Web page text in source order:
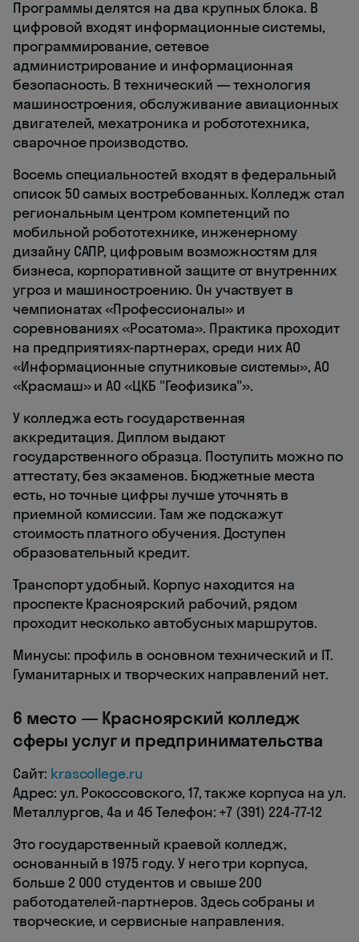
Программы делятся на два крупных блока. В
цифровой входят информационные системы,
программирование, сетевое
администрирование и информационная
безопасность. В технический — технология
машиностроения, обслуживание авиационных
двигателей, мехатроника и робототехника,
сварочное производство.
Восемь специальностей входят в федеральный
список 50 самых востребованных. Колледж стал
региональным центром компетенций по
мобильной робототехнике, инженерному
дизайну САПР, цифровым возможностям для
бизнеса, корпоративной защите от внутренних
угроз и машиностроению. Он участвует в
чемпионатах «Профессионалы» и
соревнованиях «Росатома». Практика проходит
на предприятиях-партнерах, среди них АО
«Информационные спутниковые системы», АО
«Красмаш» и АО «ЦКБ "Геофизика"».
У колледжа есть государственная
аккредитация. Диплом выдают
государственного образца. Поступить можно по
аттестату, без экзаменов. Бюджетные места
есть, но точные цифры лучше уточнять в
приемной комиссии. Там же подскажут
стоимость платного обучения. Доступен
образовательный кредит.
Транспорт удобный. Корпус находится на
проспекте Красноярский рабочий, рядом
проходит несколько автобусных маршрутов.
Минусы: профиль в основном технический и IT.
Гуманитарных и творческих направлений нет.
6 место — Красноярский колледж
сферы услуг и предпринимательства
Сайт: krascollege.ru
Адрес: ул. Рокоссовского, 17, также корпуса на ул.
Металлургов, 4а и 4б Телефон: +7 (391) 224-77-12
Это государственный краевой колледж,
основанный в 1975 году. У него три корпуса,
больше 2 000 студентов и свыше 200
работодателей-партнеров. Здесь собраны и
творческие, и сервисные направления.